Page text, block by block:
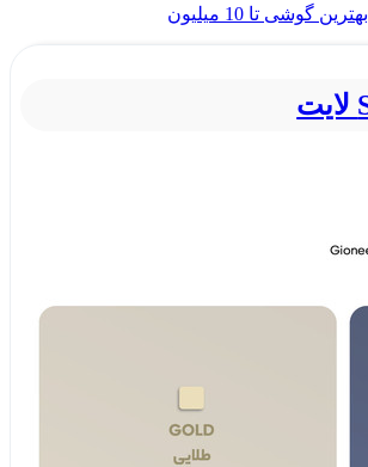
بهترین گوشی تا 10 میلیون